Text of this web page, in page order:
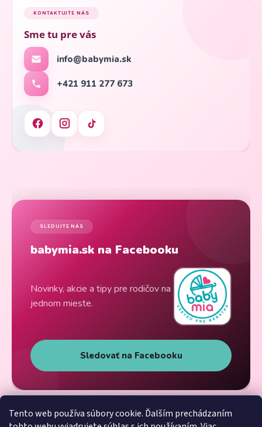
Tento web používa súbory cookie. Ďalším prechádzaním
KONTAKTUJTE NÁS
Sme tu pre vás
info@babymia.sk
+421 911 277 673
SLEDUJTE NÁS
babymia.sk na Facebooku
Novinky, akcie a tipy pre rodičov na
jednom mieste.
Sledovať na Facebooku